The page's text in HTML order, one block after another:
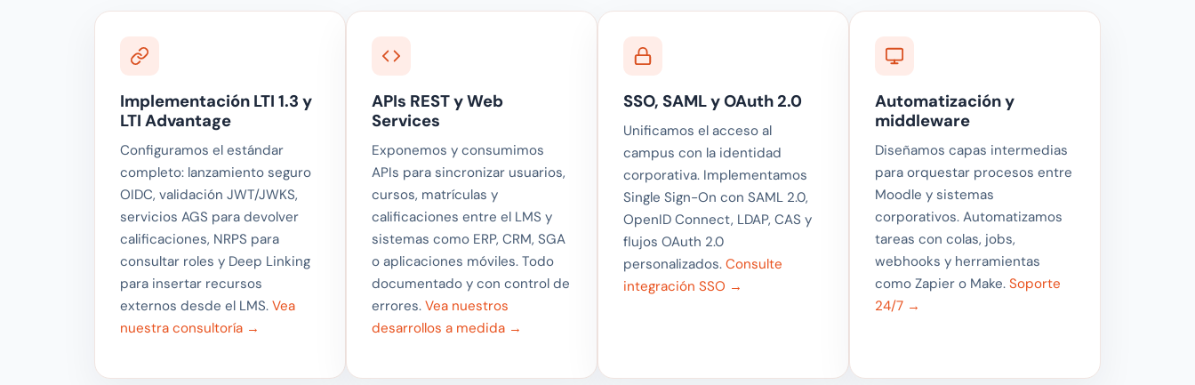
Implementación LTI 1.3 y
LTI Advantage
Configuramos el estándar
completo: lanzamiento seguro
OIDC, validación JWT/JWKS,
servicios AGS para devolver
calificaciones, NRPS para
consultar roles y Deep Linking
para insertar recursos
externos desde el LMS. Vea
nuestra consultoría →
APIs REST y Web
Services
Exponemos y consumimos
APIs para sincronizar usuarios,
cursos, matrículas y
calificaciones entre el LMS y
sistemas como ERP, CRM, SGA
o aplicaciones móviles. Todo
documentado y con control de
errores. Vea nuestros
desarrollos a medida →
SSO, SAML y OAuth 2.0
Unificamos el acceso al
campus con la identidad
corporativa. Implementamos
Single Sign-On con SAML 2.0,
OpenID Connect, LDAP, CAS y
flujos OAuth 2.0
personalizados. Consulte
integración SSO →
Automatización y
middleware
Diseñamos capas intermedias
para orquestar procesos entre
Moodle y sistemas
corporativos. Automatizamos
tareas con colas, jobs,
webhooks y herramientas
como Zapier o Make. Soporte
24/7 →